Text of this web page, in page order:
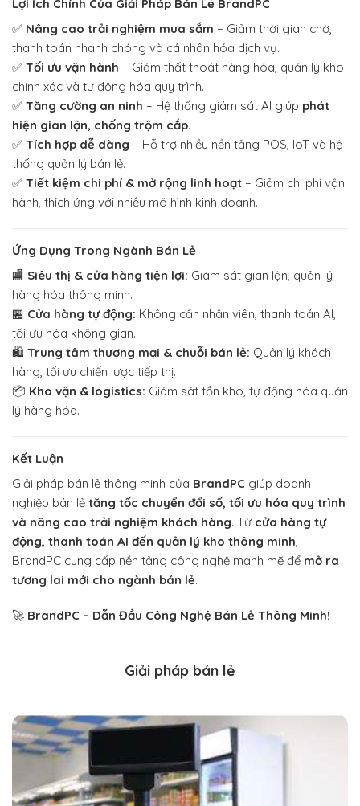
Lợi Ích Chính Của Giải Pháp Bán Lẻ BrandPC
✅ Nâng cao trải nghiệm mua sắm – Giảm thời gian chờ,
thanh toán nhanh chóng và cá nhân hóa dịch vụ.
✅ Tối ưu vận hành – Giảm thất thoát hàng hóa, quản lý kho
chính xác và tự động hóa quy trình.
✅ Tăng cường an ninh – Hệ thống giám sát AI giúp phát
hiện gian lận, chống trộm cắp.
✅ Tích hợp dễ dàng – Hỗ trợ nhiều nền tảng POS, IoT và hệ
thống quản lý bán lẻ.
✅ Tiết kiệm chi phí & mở rộng linh hoạt – Giảm chi phí vận
hành, thích ứng với nhiều mô hình kinh doanh.
Ứng Dụng Trong Ngành Bán Lẻ
🏬 Siêu thị & cửa hàng tiện lợi: Giám sát gian lận, quản lý
hàng hóa thông minh.
🏪 Cửa hàng tự động: Không cần nhân viên, thanh toán AI,
tối ưu hóa không gian.
🛍️ Trung tâm thương mại & chuỗi bán lẻ: Quản lý khách
hàng, tối ưu chiến lược tiếp thị.
📦 Kho vận & logistics: Giám sát tồn kho, tự động hóa quản
lý hàng hóa.
Kết Luận
Giải pháp bán lẻ thông minh của BrandPC giúp doanh
nghiệp bán lẻ tăng tốc chuyển đổi số, tối ưu hóa quy trình
và nâng cao trải nghiệm khách hàng. Từ cửa hàng tự
động, thanh toán AI đến quản lý kho thông minh,
BrandPC cung cấp nền tảng công nghệ mạnh mẽ để mở ra
tương lai mới cho ngành bán lẻ.
🚀 BrandPC – Dẫn Đầu Công Nghệ Bán Lẻ Thông Minh!
Giải pháp bán lẻ